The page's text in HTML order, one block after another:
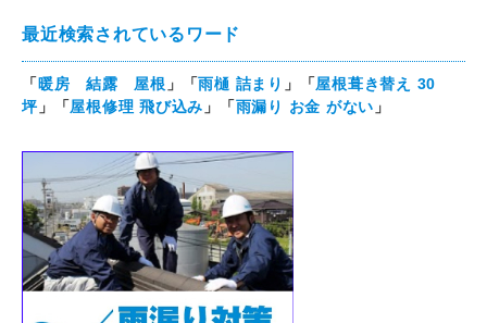
最近検索されているワード
「暖房 結露 屋根 」「雨樋 詰まり 」「屋根葺き替え 30
坪」「屋根修理 飛び込み 」「雨漏り お金 がない 」